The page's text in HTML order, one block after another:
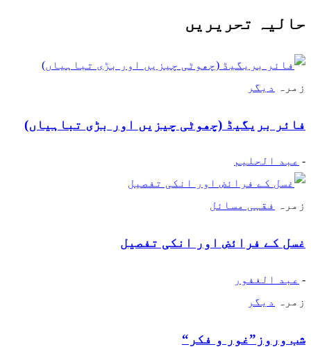
حالیہ تحریریں
زمرہ دیگر
فائر بریگیڈ (چھوٹی چیزیں اور بڑی تباہیاں)
- عبد الحلیم
زمرہ فقہی مسائل
غسل کے فرائض اور انکی تفصیل
- عبد الغفور
زمرہ
دیگر
شب وروز”غور و فکر“